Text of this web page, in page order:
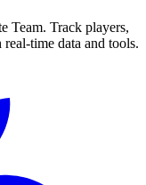
Team. Track players,
time data and tools.